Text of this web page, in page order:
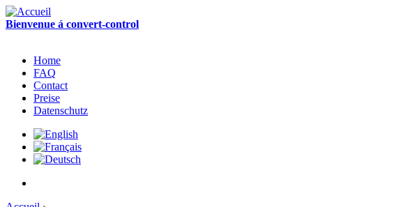
Bienvenue á convert-control
Home
FAQ
Contact
Preise
Datenschutz